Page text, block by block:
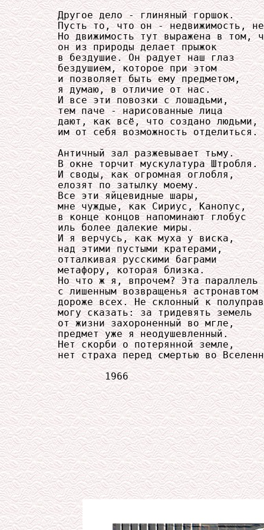
     Другое дело - глиняный горшок.
Пусть то, что он - недвижимость,
Но движимость тут выражена в том,
     он из природы делает прыжок
     в бездушие. Он радует наш глаз
     бездушием, которое при этом
     и позволяет быть ему предметом,
     я думаю, в отличие от нас.
     И все эти повозки с лошадьми,
     тем паче - нарисованные лица
     дают, как всё, что создано людьми,
     им от себя возможность отделиться.
     Античный зал разжевывает тьму.
     В окне торчит мускулатура Штробля.
     И своды, как огромная оглобля,
     елозят по затылку моему.
     Все эти яйцевидные шары,
     мне чуждые, как Сириус, Канопус,
     в конце концов напоминают глобус
     иль более далекие миры.
     И я верчусь, как муха у виска,
     над этими пустыми кратерами,
     отталкивая русскими баграми
     метафору, которая близка.
     Но что ж я, впрочем? Эта параллель
     с лишенным возвращенья астронавтом
дороже всех. Не склонный к
     могу сказать: за тридевять земель
     от жизни захороненный во мгле,
     предмет уже я неодушевленный.
     Нет скорби о потерянной земле,
нет страха перед смертью во
             1966